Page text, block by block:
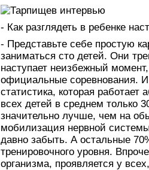
- Как разглядеть в ребенке
- Представьте себе простую
заниматься сто детей. Они
наступает неизбежный
официальные соревнования.
статистика, которая
всех детей в среднем только
значительно лучше, чем на
мобилизация нервной
давно забыть. А остальные
тренировочного уровня.
организма, проявляется у